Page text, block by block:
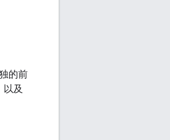
的前
及